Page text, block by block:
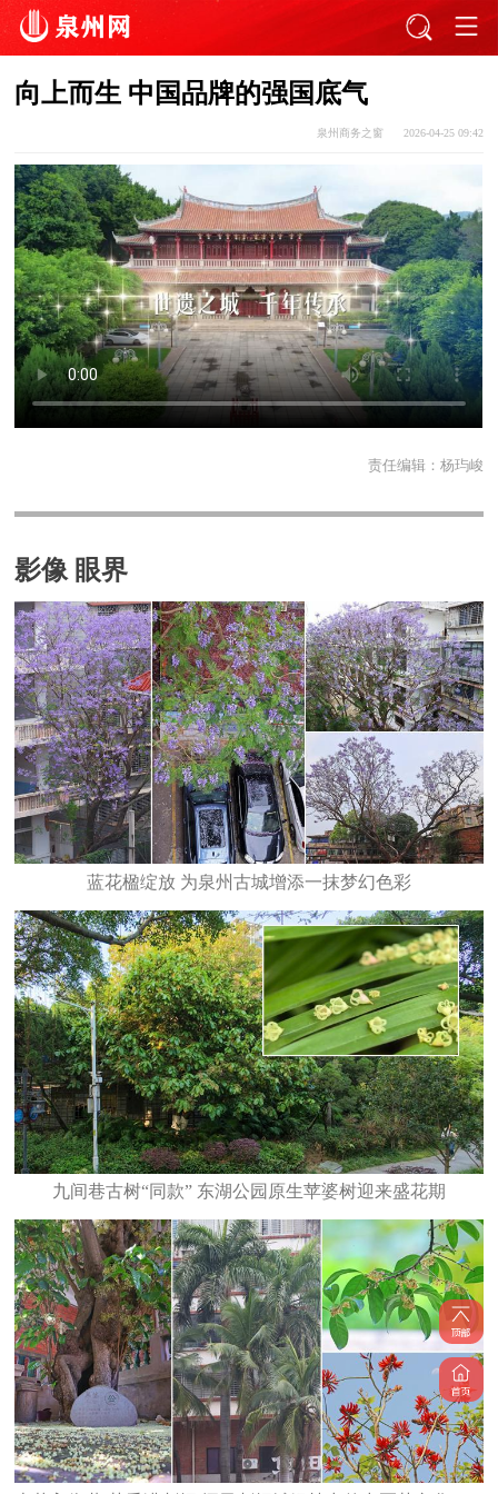
向上而生 中国品牌的强国底气
泉州商务之窗 2026-04-25 09:42
责任编辑： 杨玙峻
影像 眼界
蓝花楹绽放 为泉州古城增添一抹梦幻色彩
九间巷古树“同款” 东湖公园原生苹婆树迎来盛花期